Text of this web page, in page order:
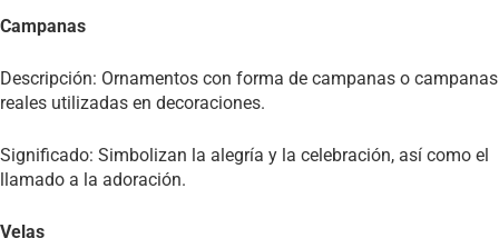
Campanas
Descripción: Ornamentos con forma de campanas o campanas
reales utilizadas en decoraciones.
Significado: Simbolizan la alegría y la celebración, así como el
llamado a la adoración.
Velas